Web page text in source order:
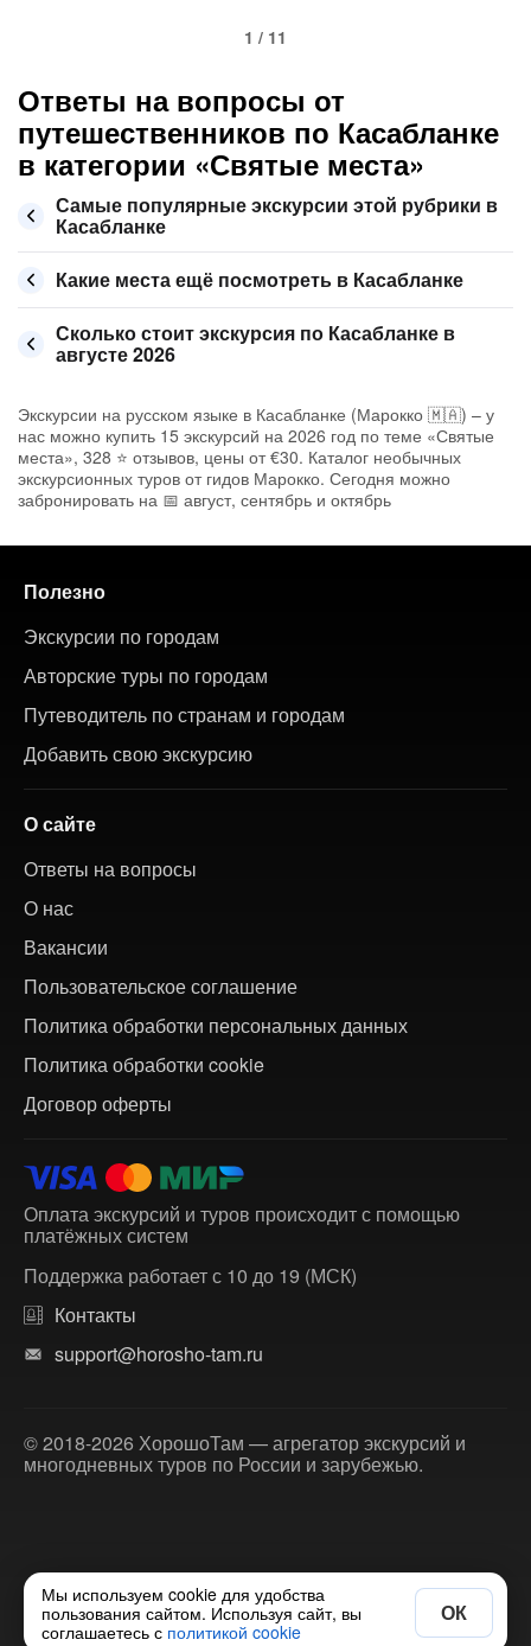
1 / 11
Ответы на вопросы от
путешественников по Касабланке
в категории «Святые места»
Самые популярные экскурсии этой рубрики в
Касабланке
Какие места ещё посмотреть в Касабланке
Сколько стоит экскурсия по Касабланке в
августе 2026
Экскурсии на русском языке в Касабланке (Марокко 🇲🇦) – у
нас можно купить 15 экскурсий на 2026 год по теме «Святые
места», 328 ⭐ отзывов, цены от €30. Каталог необычных
экскурсионных туров от гидов Марокко. Сегодня можно
забронировать на 📅 август, сентябрь и октябрь
Полезно
Экскурсии по городам
Авторские туры по городам
Путеводитель по странам и городам
Добавить свою экскурсию
О сайте
Ответы на вопросы
О нас
Вакансии
Пользовательское соглашение
Политика обработки персональных данных
Политика обработки cookie
Договор оферты
Оплата экскурсий и туров происходит с помощью
платёжных систем
Поддержка работает с 10 до 19 (МСК)
Контакты
support@horosho-tam.ru
© 2018-2026 ХорошоТам — агрегатор экскурсий и
многодневных туров по России и зарубежью.
Мы используем cookie для удобства
пользования сайтом. Используя сайт, вы
соглашаетесь с политикой cookie
ОК